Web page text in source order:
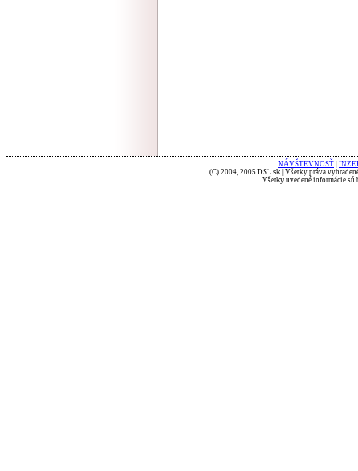
NÁVŠTEVNOSŤ
(C) 2004, 2005 DSL.sk | Všetky práva
Všetky uvedené informácie sú